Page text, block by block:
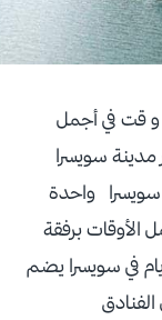
و قت في أجمل
مدينة سويسرا
سويسرا واحدة
الأوقات برفقة
نقدم لك برنامج سياحي لمدة 10 أيام في سويسرا يضم